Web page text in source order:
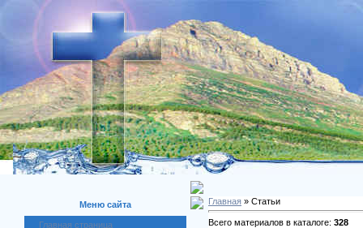
Меню сайта
Главная страница
Главная » Статьи
Всего материалов в каталоге: 328